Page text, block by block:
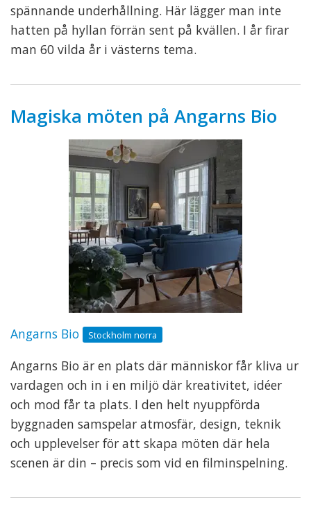
spännande underhållning. Här lägger man inte
hatten på hyllan förrän sent på kvällen. I år firar
man 60 vilda år i västerns tema.
Magiska möten på Angarns Bio
Angarns Bio Stockholm norra
Angarns Bio är en plats där människor får kliva ur
vardagen och in i en miljö där kreativitet, idéer
och mod får ta plats. I den helt nyuppförda
byggnaden samspelar atmosfär, design, teknik
och upplevelser för att skapa möten där hela
scenen är din – precis som vid en filminspelning.